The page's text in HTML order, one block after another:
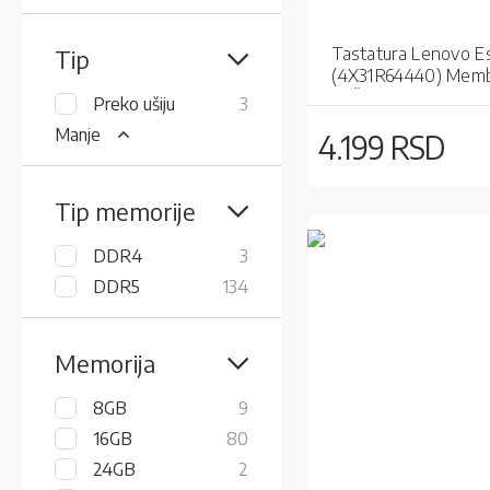
Tastatura Lenovo
(4X31R64440)
4.199 RSD
Tip
Preko ušiju 3items
Manje
Tip memorije
DDR4 3items
DDR5
134items
Memorija
8GB 9items
16GB
80items
24GB
2